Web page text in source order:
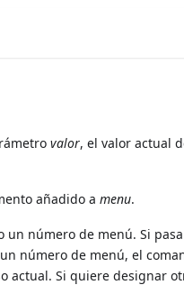
valor, el valor actual
añadido amenu.
un número de menú. Si
número de menú, el
Si quiere designar